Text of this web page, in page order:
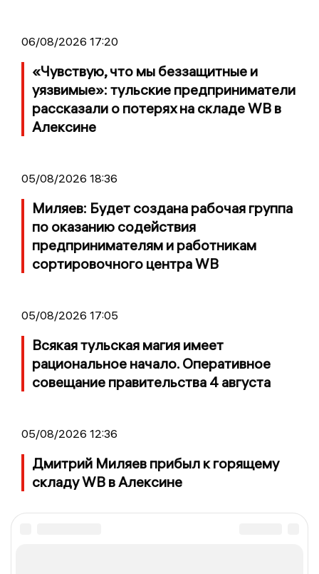
06/08/2026 17:20
«Чувствую, что мы беззащитные и
уязвимые»: тульские предприниматели
рассказали о потерях на складе WB в
Алексине
05/08/2026 18:36
Миляев: Будет создана рабочая группа
по оказанию содействия
предпринимателям и работникам
сортировочного центра WB
05/08/2026 17:05
Всякая тульская магия имеет
рациональное начало. Оперативное
совещание правительства 4 августа
05/08/2026 12:36
Дмитрий Миляев прибыл к горящему
складу WB в Алексине